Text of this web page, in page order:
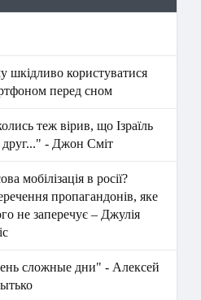
шкідливо користуватися
перед сном
теж вірив, що Ізраїль
- Джон Сміт
мобілізація в росії?
пропагандонів, яке
не заперечує – Джулія
сложные дни" - Алексей